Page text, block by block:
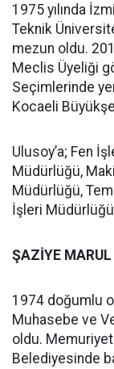
1975 yılında
Teknik
mezun oldu.
Meclis Üyeliği
Seçimlerinde
Kocaeli
Ulusoy’a; Fen
Müdürlüğü,
Müdürlüğü,
İşleri Müdürlüğü
ŞAZİYE MARUL
1974 doğumlu
Muhasebe ve
oldu. Memuriyet
Belediyesinde